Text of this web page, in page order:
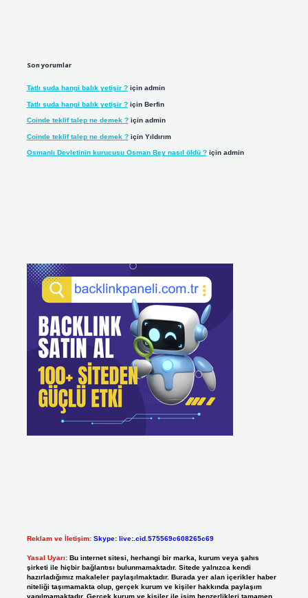
Son yorumlar
Tatlı suda hangi balık yetişir ?için admin
Tatlı suda hangi balık yetişir ?için Berfin
Coinde teklif talep ne demek ?için admin
Coinde teklif talep ne demek ?için Yıldırım
Osmanlı Devletinin kurucusu Osman Bey nasıl öldü ?için admin
Reklam ve İletişim: Skype: live:.cid.575569c608265c69
Yasal Uyarı: Bu internet sitesi, herhangi bir marka, kurum veya şahıs
şirketi ile hiçbir bağlantısı bulunmamaktadır. Sitede yalnızca kendi
hazırladığımız makaleler paylaşılmaktadır. Burada yer alan içerikler haber
niteliği taşımamakta olup, gerçek kurum ve kişiler hakkında paylaşım
yapılmamaktadır. Gerçek kurum ve kişiler ile isim benzerlikleri tamamen